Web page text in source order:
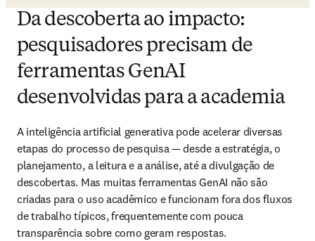
Da descoberta ao impacto:
pesquisadores precisam de
ferramentas GenAI
desenvolvidas para a academia
A inteligência artificial generativa pode acelerar diversas
etapas do processo de pesquisa — desde a estratégia, o
planejamento, a leitura e a análise, até a divulgação de
descobertas. Mas muitas ferramentas GenAI não são
criadas para o uso acadêmico e funcionam fora dos fluxos
de trabalho típicos, frequentemente com pouca
transparência sobre como geram respostas.